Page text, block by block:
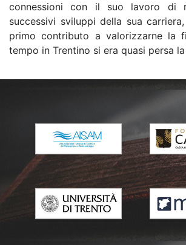
connessioni con il suo lavoro di
successivi sviluppi della sua
primo contributo a valorizzarne la
tempo in Trentino si era quasi persa